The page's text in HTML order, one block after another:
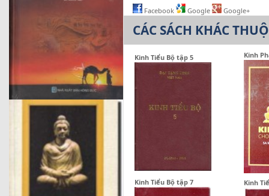
Facebook Google Google+
CÁC SÁCH KHÁC
Kinh Tiểu Bộ tập 5 Kinh
Kinh Tiểu Bộ tập 7 Kinh